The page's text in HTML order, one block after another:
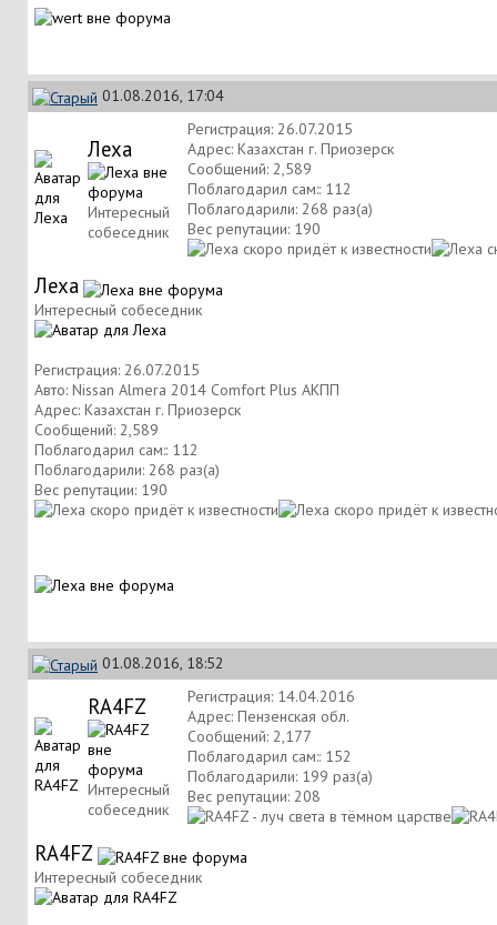
01.08.2016, 17:04
Леха
Интересный
собеседник
Регистрация: 26.07.2015
Адрес: Казахстан г. Приозерск
Сообщений: 2,589
Поблагодарил сам:: 112
Поблагодарили: 268 раз(а)
Вес репутации: 190
Леха
Интересный собеседник
Регистрация: 26.07.2015
Авто: Nissan Almera 2014 Comfort Plus АКПП
Адрес: Казахстан г. Приозерск
Сообщений: 2,589
Поблагодарил сам:: 112
Поблагодарили: 268 раз(а)
Вес репутации: 190
01.08.2016, 18:52
RA4FZ
Интересный
собеседник
Регистрация: 14.04.2016
Адрес: Пензенская обл.
Сообщений: 2,177
Поблагодарил сам:: 152
Поблагодарили: 199 раз(а)
Вес репутации: 208
RA4FZ
Интересный собеседник